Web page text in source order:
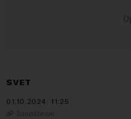
SVET
01.10.2024. 11:25
Saopštenje